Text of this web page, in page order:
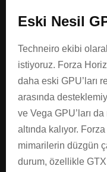
Eski Nesil
Techneiro ekibi
istiyoruz. Forza
daha eski GPU’ları
arasında
ve Vega GPU’ları
altında kalıyor.
mimarilerin düzgün
durum, özellikle